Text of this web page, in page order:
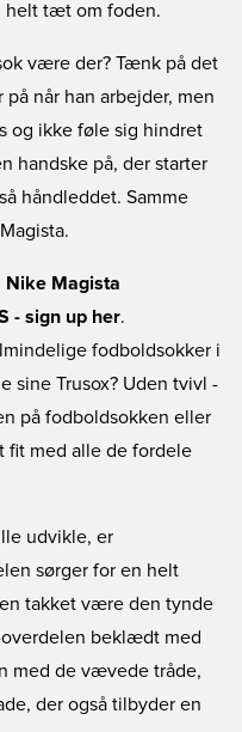
helt tæt om foden.
være der? Tænk på det
når han arbejder, men
og ikke føle sig hindret
handske på, der starter
håndleddet. Samme
Nike Magista
- sign up her.
fodboldsokker i
sine Trusox? Uden tvivl -
på fodboldsokken eller
fit med alle de fordele
udvikle, er
sørger for en helt
takket være den tynde
beklædt med
med de vævede tråde,
der også tilbyder en